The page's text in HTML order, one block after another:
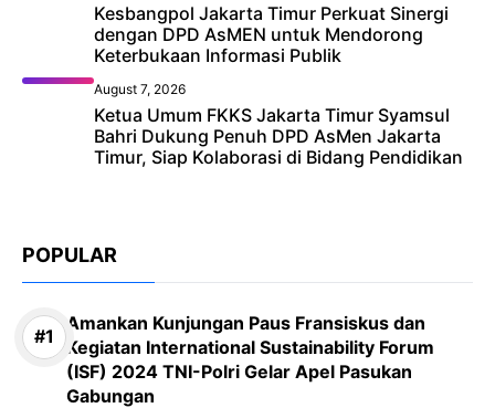
Kesbangpol Jakarta Timur Perkuat Sinergi
dengan DPD AsMEN untuk Mendorong
Keterbukaan Informasi Publik
August 7, 2026
Ketua Umum FKKS Jakarta Timur Syamsul
Bahri Dukung Penuh DPD AsMen Jakarta
Timur, Siap Kolaborasi di Bidang Pendidikan
POPULAR
Amankan Kunjungan Paus Fransiskus dan
Kegiatan International Sustainability Forum
(ISF) 2024 TNI-Polri Gelar Apel Pasukan
Gabungan